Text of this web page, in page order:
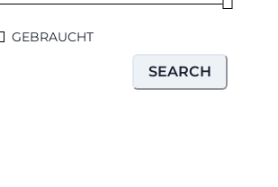
GEBRAUCHT
SEARCH